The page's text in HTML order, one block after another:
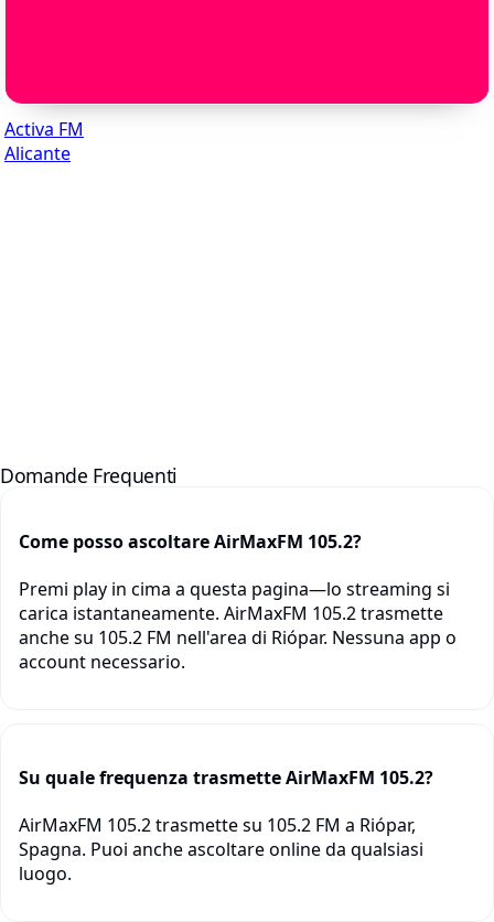
Activa FM
Alicante
Domande Frequenti
Come posso ascoltare AirMaxFM 105.2?
Premi play in cima a questa pagina—lo streaming si
carica istantaneamente. AirMaxFM 105.2 trasmette
anche su 105.2 FM nell'area di Riópar. Nessuna app o
account necessario.
Su quale frequenza trasmette AirMaxFM 105.2?
AirMaxFM 105.2 trasmette su 105.2 FM a Riópar,
Spagna. Puoi anche ascoltare online da qualsiasi
luogo.